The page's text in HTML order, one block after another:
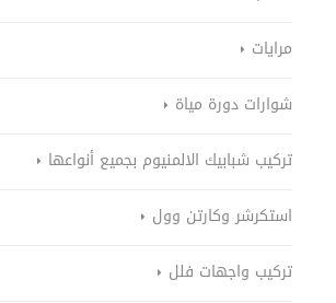
مرايات
شوارات دورة مياة
تركيب شبابيك الالمنيوم بجميع أنواعها
استكرشر وكارتن وول
تركيب واجهات فلل